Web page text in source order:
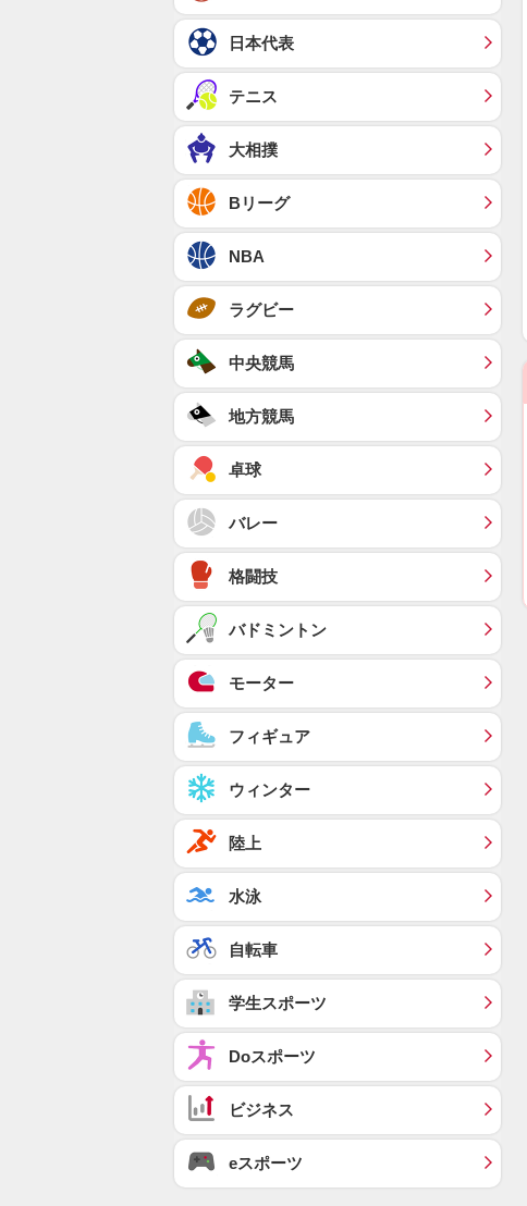
日本代表
テニス
大相撲
Bリーグ
NBA
ラグビー
中央競馬
地方競馬
卓球
バレー
格闘技
バドミントン
モーター
フィギュア
ウィンター
陸上
水泳
自転車
学生スポーツ
Doスポーツ
ビジネス
eスポーツ